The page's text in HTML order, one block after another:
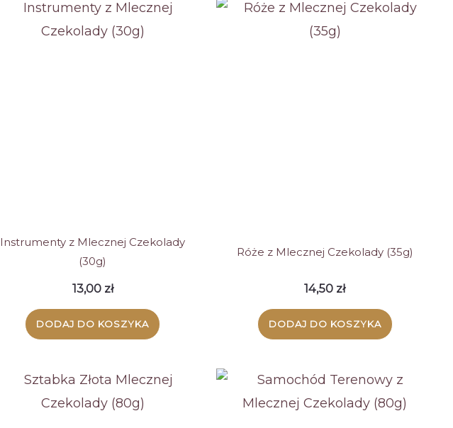
Instrumenty z Mlecznej Czekolady
(30g)
13,00 zł
DODAJ DO KOSZYKA
Róże z Mlecznej Czekolady (35g)
14,50 zł
DODAJ DO KOSZYKA